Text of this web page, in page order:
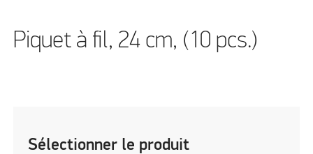
Piquet à fil, 24 cm, (10 pcs.)
Sélectionner le produit